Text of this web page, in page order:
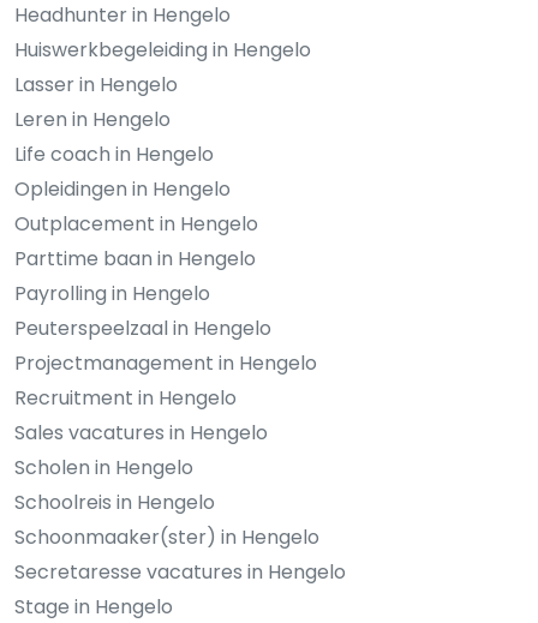
Headhunter in Hengelo
Huiswerkbegeleiding in Hengelo
Lasser in Hengelo
Leren in Hengelo
Life coach in Hengelo
Opleidingen in Hengelo
Outplacement in Hengelo
Parttime baan in Hengelo
Payrolling in Hengelo
Peuterspeelzaal in Hengelo
Projectmanagement in Hengelo
Recruitment in Hengelo
Sales vacatures in Hengelo
Scholen in Hengelo
Schoolreis in Hengelo
Schoonmaaker(ster) in Hengelo
Secretaresse vacatures in Hengelo
Stage in Hengelo